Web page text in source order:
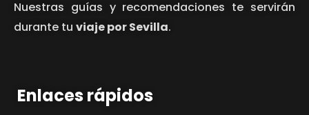
Nuestras guías y recomendaciones te servirán
durante tu viaje por Sevilla.
Enlaces rápidos